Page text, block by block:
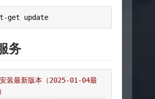
-get update
务
装最新版本（2025-01-04最